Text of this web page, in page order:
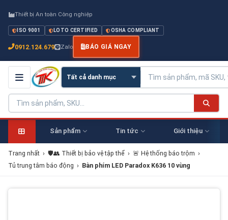
Thiết bị An toàn Công nghiệp
ISO 9001 LOTO CERTIFIED OSHA COMPLIANT
0912.124.679 Zalo BÁO GIÁ NGAY
Sản phẩm Tin tức Giới thiệu
Trang nhất › 🛡️👥 Thiết bị bảo vệ tập thể › 🚨 Hệ thống báo trộm ›
Tủ trung tâm báo động › Bàn phím LED Paradox K636 10 vùng